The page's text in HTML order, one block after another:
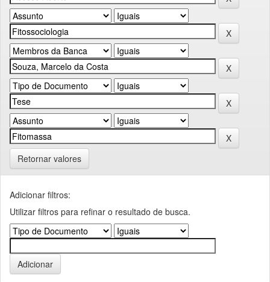
Retornar valores
Adicionar filtros:
Utilizar filtros para refinar o resultado de busca.